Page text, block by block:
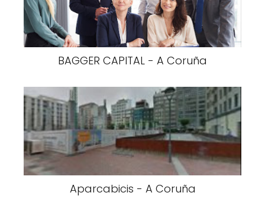
BAGGER CAPITAL - A Coruña
Aparcabicis - A Coruña